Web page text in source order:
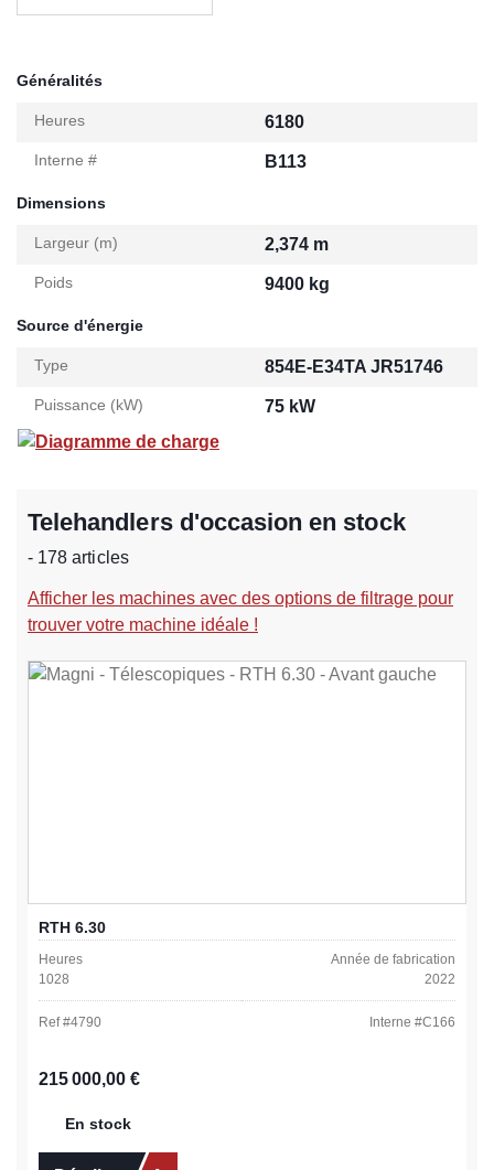
Généralités
Heures 6180
Interne # B113
Dimensions
Largeur (m) 2,374 m
Poids 9400 kg
Source d'énergie
Type 854E-E34TA JR51746
Puissance (kW)
75 kW
Diagramme de charge
Telehandlers d'occasion en stock
- 178 articles
Afficher les machines avec des options de filtrage pour
trouver votre machine idéale !
RTH 6.30
Heures
1028
Année de fabrication
2022
Ref #4790 Interne #C166
Prix régulier :
215 000,00 €
En stock